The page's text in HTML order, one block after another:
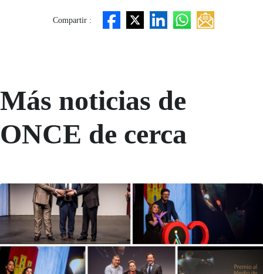
Compartir :
Más noticias de
ONCE de cerca